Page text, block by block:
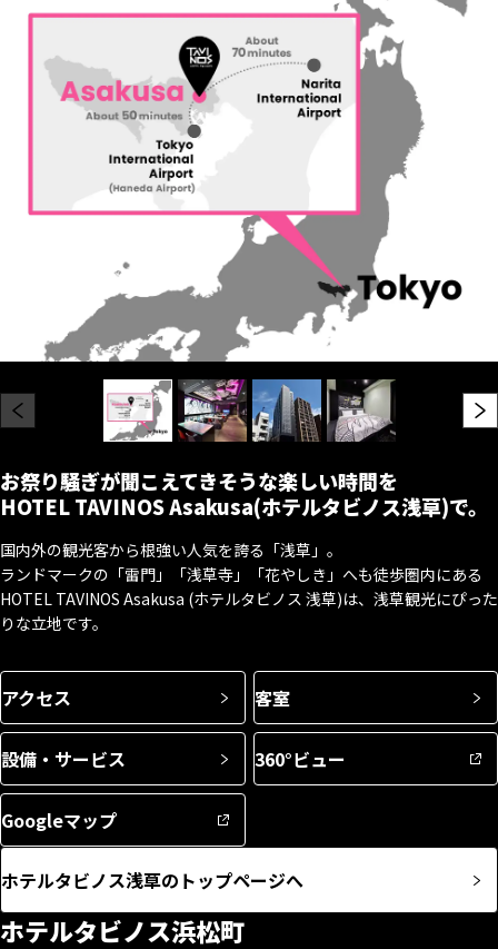
お祭り騒ぎが聞こえてきそうな楽しい時間を
HOTEL TAVINOS Asakusa(ホテルタビノス浅草)で。
国内外の観光客から根強い人気を誇る「浅草」。
ランドマークの「雷門」「浅草寺」「花やしき」へも徒歩圏内にある
HOTEL TAVINOS Asakusa (ホテルタビノス 浅草)は、浅草観光にぴった
りな立地です。
アクセス 客室
設備・サービス 360°ビュー
Googleマップ
ホテルタビノス浅草のトップページへ
ホテルタビノス浜松町